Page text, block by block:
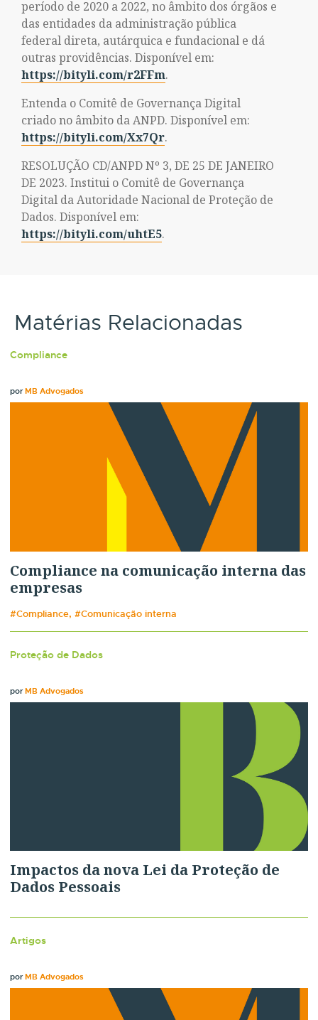
período de 2020 a 2022, no âmbito dos órgãos e
das entidades da administração pública
federal direta, autárquica e fundacional e dá
outras providências. Disponível em:
https://bityli.com/r2FFm.
Entenda o Comitê de Governança Digital
criado no âmbito da ANPD. Disponível em:
https://bityli.com/Xx7Qr.
RESOLUÇÃO CD/ANPD Nº 3, DE 25 DE JANEIRO
DE 2023. Institui o Comitê de Governança
Digital da Autoridade Nacional de Proteção de
Dados. Disponível em:
https://bityli.com/uhtE5.
Matérias Relacionadas
Compliance
porMB Advogados
Compliance na comunicação interna das
empresas
#Compliance, #Comunicação interna
Proteção de Dados
porMB Advogados
Impactos da nova Lei da Proteção de
Dados Pessoais
Artigos
porMB Advogados